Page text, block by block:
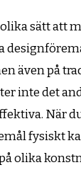
sätt att
även på
inte det
När
fysiskt
olika